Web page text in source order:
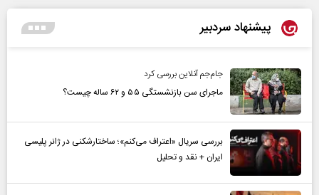
پیشنهاد سردبیر
جام‌جم آنلاین بررسی کرد
ماجرای سن بازنشستگی ۵۵ و ۶۲ ساله چیست؟
بررسی سریال «اعتراف می‌کنم»؛ ساختارشکنی در ژانر پلیسی
ایران + نقد و تحلیل